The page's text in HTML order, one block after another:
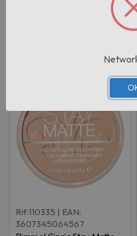
Prodotti
Rif:110335 | EAN:
3607345064567